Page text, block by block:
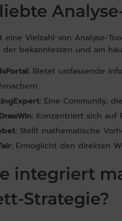
eine Vielzahl von Analyse-
bekanntesten und am
Bietet umfassende
Eine Community,
Konzentriert sich auf
Stellt mathematische
Ermöglicht den direkten
integriert
Strategie?